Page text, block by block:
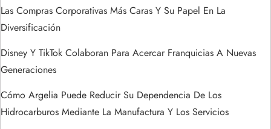
d
e
e
n
Las Compras Corporativas Más Caras Y Su Papel En La
Diversificación
Disney Y TikTok Colaboran Para Acercar Franquicias A Nuevas
Generaciones
Cómo Argelia Puede Reducir Su Dependencia De Los
Hidrocarburos Mediante La Manufactura Y Los Servicios